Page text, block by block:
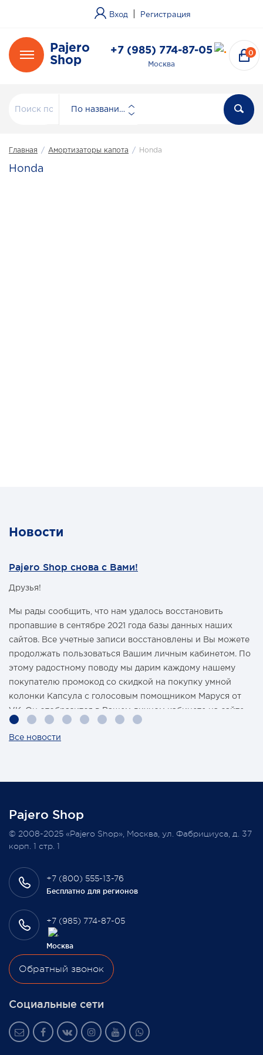
Вход Регистрация
Pajero
Shop
+7 (985) 774-87-05
Москва
0
По названию
Главная / Амортизаторы капота / Honda
Honda
Новости
Pajero Shop снова с Вами!
Друзья!
Мы рады сообщить, что нам удалось восстановить
пропавшие в сентябре 2021 года базы данных наших
сайтов. Все учетные записи восстановлены и Вы можете
продолжать пользоваться Вашим личным кабинетом. По
этому радостному поводу мы дарим каждому нашему
покупателю промокод со скидкой на покупку умной
колонки Капсула с голосовым помощником Маруся от
VK. Он отобразится в Вашем личном кабинете на сайте
магазина Pajero Shop 14 февраля.
Всегда Ваш, Pajero Shop
3 февраля 2022
Все новости
Pajero Shop
+7 (800) 555-13-76
Бесплатно для регионов
+7 (985) 774-87-05
Москва
Обратный звонок
Социальные сети
© 2008-2025 «Pajero Shop», Москва, ул. Фабрициуса, д. 37
корп. 1 стр. 1